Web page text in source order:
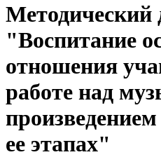
Методический
"Воспитание
отношения
работе над
ее этапах"